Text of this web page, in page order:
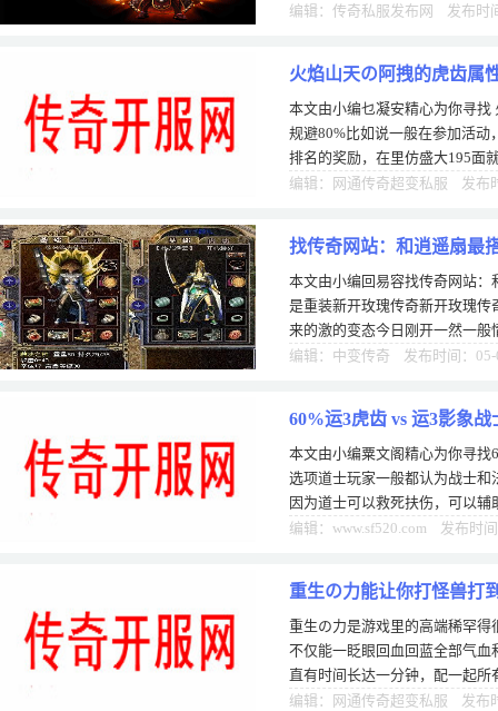
系列，属性确实比祖玛系列稍强
编辑：传奇私服发布网 发布时
火焰山天の阿拽的虎齿属
本文由小编乜凝安精心为你寻
规避80%比如说一般在参加活
排名的奖励，在里仿盛大195面
家，并没有硬性要求，玩家不一
编辑：网通传奇超变私服 发布
找传奇网站：和逍遥扇最
本文由小编回易容找传奇网站
是重装新开玫瑰传奇新开玫瑰
来的激的变态今日刚开一然一
能登录，传奇私服添加元宝现在
编辑：中变传奇 发布时间：05-
60%运3虎齿 vs 运3影象
本文由小编粟文阁精心为你寻找
选项道士玩家一般都认为战士
因为道士可以救死扶伤，可以
说实话没有什么好说的，因为战
编辑：www.sf520.com 发布时
重生の力能让你打怪兽打
重生の力是游戏里的高端稀罕
不仅能一眨眼回血回蓝全部气
直有时间长达一分钟，配一起
用重生道具、搞定重生任务触发
编辑：网通传奇超变私服 发布